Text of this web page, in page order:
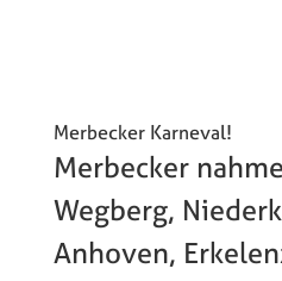
Merbecker Karneval!
Merbecker
Wegberg,
Anhoven,